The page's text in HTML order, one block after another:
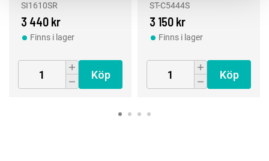
SI1610SR
3 440 kr
Finns i lager
Köp
ST-C5444S
3 150 kr
Finns i lager
Köp